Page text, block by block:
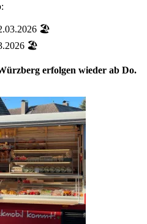
:
🏖️
🏖️
erfolgen wieder ab Do.